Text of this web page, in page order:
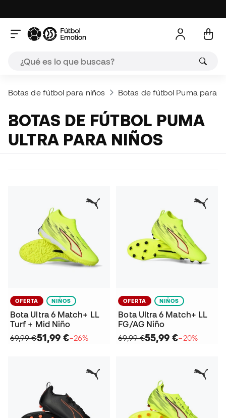
Botas de fútbol para niños Botas de fútbol Puma para
BOTAS DE FÚTBOL PUMA
ULTRA PARA NIÑOS
OFERTA NIÑOS
Bota Ultra 6 Match+ LL
Turf + Mid Niño
69,99 €51,99 €−26%
OFERTA NIÑOS
Bota Ultra 6 Match+ LL
FG/AG Niño
69,99 €55,99 €−20%